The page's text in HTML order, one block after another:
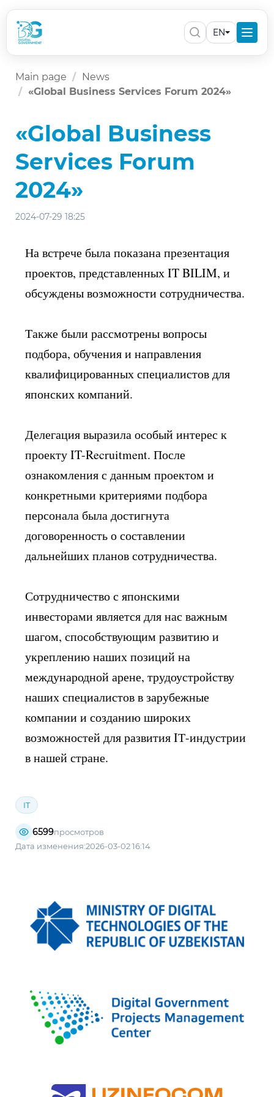
EN
Main page
News
«Global Business Services Forum 2024»
«Global Business
Services Forum
2024»
2024-07-29 18:25
На встрече была показана презентация
проектов, представленных IT BILIM, и
обсуждены возможности сотрудничества.
Также были рассмотрены вопросы
подбора, обучения и направления
квалифицированных специалистов для
японских компаний.
Делегация выразила особый интерес к
проекту IT-Recruitment. После
ознакомления с данным проектом и
конкретными критериями подбора
персонала была достигнута
договоренность о составлении
дальнейших планов сотрудничества.
Сотрудничество с японскими
инвесторами является для нас важным
шагом, способствующим развитию и
укреплению наших позиций на
международной арене, трудоустройству
наших специалистов в зарубежные
компании и созданию широких
возможностей для развития IТ-индустрии
в нашей стране.
IT
6599просмотров
Дата изменения:2026-03-02 16:14